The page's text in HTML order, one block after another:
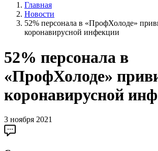
Главная
Новости
52% персонала в «ПрофХолоде»
коронавирусной инфекции
52% персонала в
«ПрофХолоде»
коронавирусной
3 ноября 2021